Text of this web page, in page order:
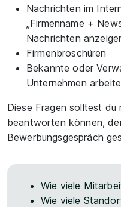
Nachrichten im
„Firmenname +
Nachrichten
Firmenbroschüren
Bekannte oder
Unternehmen
Diese Fragen solltest du
beantworten können,
Bewerbungsgespräch
Wie viele
Wie viele